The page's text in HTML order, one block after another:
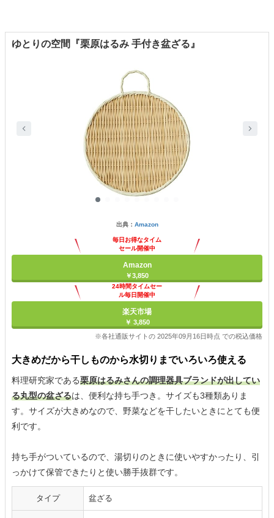
ゆとりの空間『栗原はるみ 手付き盆ざる』
出典： Amazon
毎日お得なタイム
セール開催中
Amazon
￥3,850
24時間タイムセー
ル毎日開催中
楽天市場
￥ 3,850
※各社通販サイトの 2025年09月16日時点 での税込価格
大きめだから干しものから水切りまでいろいろ使える
料理研究家である栗原はるみさんの調理器具ブランドが出してい
る丸型の盆ざるは、便利な持ち手つき。サイズも3種類ありま
す。サイズが大きめなので、野菜などを干したいときにとても便
利です。
持ち手がついているので、湯切りのときに使いやすかったり、引
っかけて保管できたりと使い勝手抜群です。
タイプ 盆ざる